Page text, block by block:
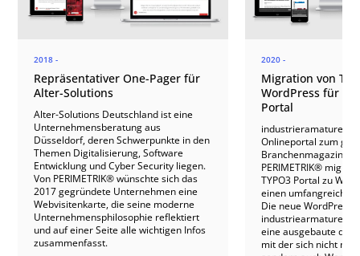
2018 -
Repräsentativer One-Pager für
Alter-Solutions
Alter-Solutions Deutschland ist eine
Unternehmensberatung aus
Düsseldorf, deren Schwerpunkte in den
Themen Digitalisierung, Software
Entwicklung und Cyber Security liegen.
Von PERIMETRIK® wünschte sich das
2017 gegründete Unternehmen eine
Webvisitenkarte, die seine moderne
Unternehmensphilosophie reflektiert
und auf einer Seite alle wichtigen Infos
zusammenfasst.
2020 -
Migration von
WordPress für
Portal
Onlineportal zum
Branchenmagazin
PERIMETRIK®
TYPO3 Portal zu
einen umfangreichen
Die neue WordPress
eine ausgebaute
mit der sich nicht nur